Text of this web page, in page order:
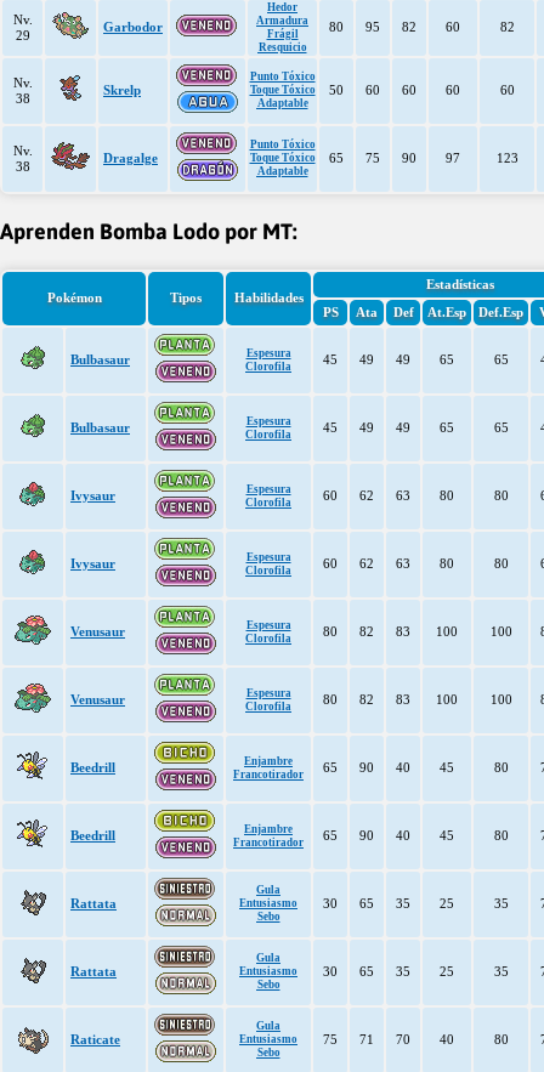
Nv.
29
Garbodor
Hedor
Armadura
Frágil
Resquicio
80 95 82 60 82
Nv.
38
Skrelp
Punto Tóxico
Toque Tóxico
Adaptable
50 60 60 60 60
Nv.
38
Dragalge
Punto Tóxico
Toque Tóxico
Adaptable
65 75 90 97 123
Aprenden Bomba Lodo por MT:
Pokémon Tipos Habilidades
Estadísticas
PS
Ata Def At.Esp Def.Esp
Bulbasaur
Espesura
Clorofila
45 49 49 65 65
Bulbasaur
Espesura
Clorofila
45 49 49 65 65
Ivysaur
Espesura
Clorofila
60 62 63 80 80
Ivysaur
Espesura
Clorofila
60 62 63 80 80
Venusaur
Espesura
Clorofila
80 82 83 100 100
Venusaur
Espesura
Clorofila
80 82 83 100 100
Beedrill
Enjambre
Francotirador
65 90 40 45 80
Beedrill
Enjambre
Francotirador
65 90 40 45 80
Rattata
Gula
Entusiasmo
Sebo
30 65 35 25 35
Rattata
Gula
Entusiasmo
Sebo
30 65 35 25 35
Raticate
Gula
Entusiasmo
Sebo
75 71 70 40 80